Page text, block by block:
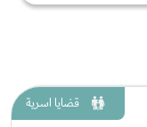
قضايا اسرية